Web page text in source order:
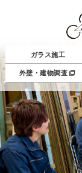
ガラス施工
外壁・建物調査